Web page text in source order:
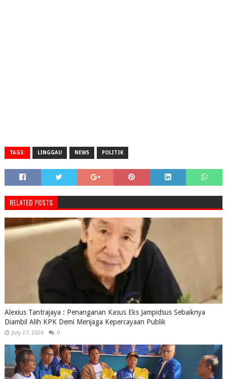
TAGS: LINGGAU NEWS POLITIK
RELATED POSTS
Alexius Tantrajaya : Penanganan Kasus Eks Jampidsus Sebaiknya
Diambil Alih KPK Demi Menjaga Kepercayaan Publik
July 27, 2026 0